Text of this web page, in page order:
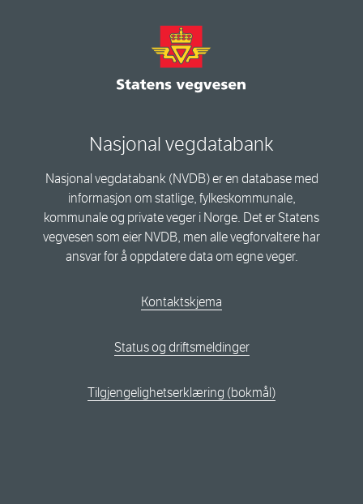
Nasjonal vegdatabank
Nasjonal vegdatabank (NVDB) er en database med
informasjon om statlige, fylkeskommunale,
kommunale og private veger i Norge. Det er Statens
vegvesen som eier NVDB, men alle vegforvaltere har
ansvar for å oppdatere data om egne veger.
Kontaktskjema
Status og driftsmeldinger
Tilgjengelighetserklæring (bokmål)